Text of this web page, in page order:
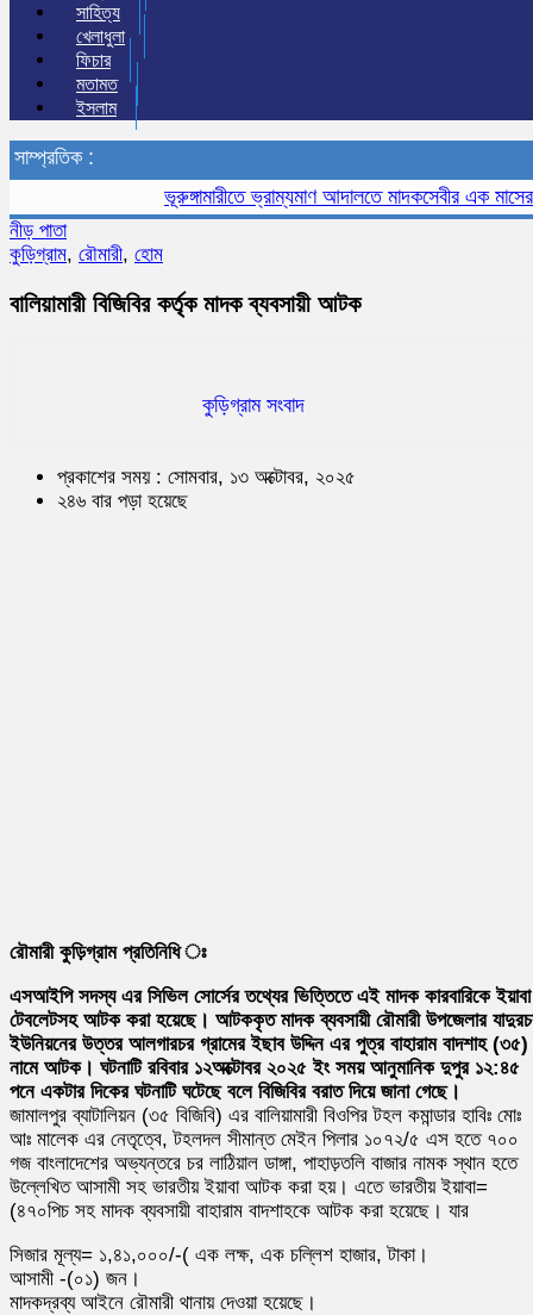
সাহিত্য
খেলাধুলা
ফিচার
মতামত
ইসলাম
সাম্প্রতিক :
ভূরুঙ্গামারীতে ভ্রাম্যমাণ আদালতে মাদকসেবীর এক মাসের
নীড় পাতা
কুড়িগ্রাম, রৌমারী, হোম
বালিয়ামারী বিজিবির কর্তৃক মাদক ব্যবসায়ী আটক
কুড়িগ্রাম সংবাদ
প্রকাশের সময় : সোমবার, ১৩ অক্টোবর, ২০২৫
২৪৬ বার পড়া হয়েছে
রৌমারী কুড়িগ্রাম প্রতিনিধি ঃ
এসআইপি সদস্য এর সিভিল সোর্সের তথ্যের ভিত্তিতে এই মাদক কারবারিকে ইয়াবা
টেবলেটসহ আটক করা হয়েছে। আটককৃত মাদক ব্যবসায়ী রৌমারী উপজেলার
ইউনিয়নের উত্তর আলগারচর গ্রামের ইছাব উদ্দিন এর পুত্র বাহারাম বাদশাহ (৩৫)
নামে আটক। ঘটনাটি রবিবার ১২অক্টোবর ২০২৫ ইং সময় আনুমানিক দুপুর ১২:৪৫
পনে একটার দিকের ঘটনাটি ঘটেছে বলে বিজিবির বরাত দিয়ে জানা গেছে।
জামালপুর ব্যাটালিয়ন (৩৫ বিজিবি) এর বালিয়ামারী বিওপির টহল কমান্ডার হাবিঃ মোঃ
আঃ মালেক এর নেতৃত্বে, টহলদল সীমান্ত মেইন পিলার ১০৭২/৫ এস হতে ৭০০
গজ বাংলাদেশের অভ্যন্তরে চর লাঠিয়াল ডাঙ্গা, পাহাড়তলি বাজার নামক স্থান হতে
উল্লেখিত আসামী সহ ভারতীয় ইয়াবা আটক করা হয়। এতে ভারতীয় ইয়াবা=
(৪৭০পিচ সহ মাদক ব্যবসায়ী বাহারাম বাদশাহকে আটক করা হয়েছে। যার
সিজার মূল্য= ১,৪১,০০০/-( এক লক্ষ, এক চল্লিশ হাজার, টাকা।
আসামী -(০১) জন।
মাদকদ্রব্য আইনে রৌমারী থানায় দেওয়া হয়েছে।